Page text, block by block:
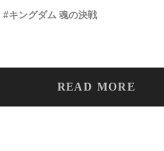
#キングダム 魂の決戦
READ MORE